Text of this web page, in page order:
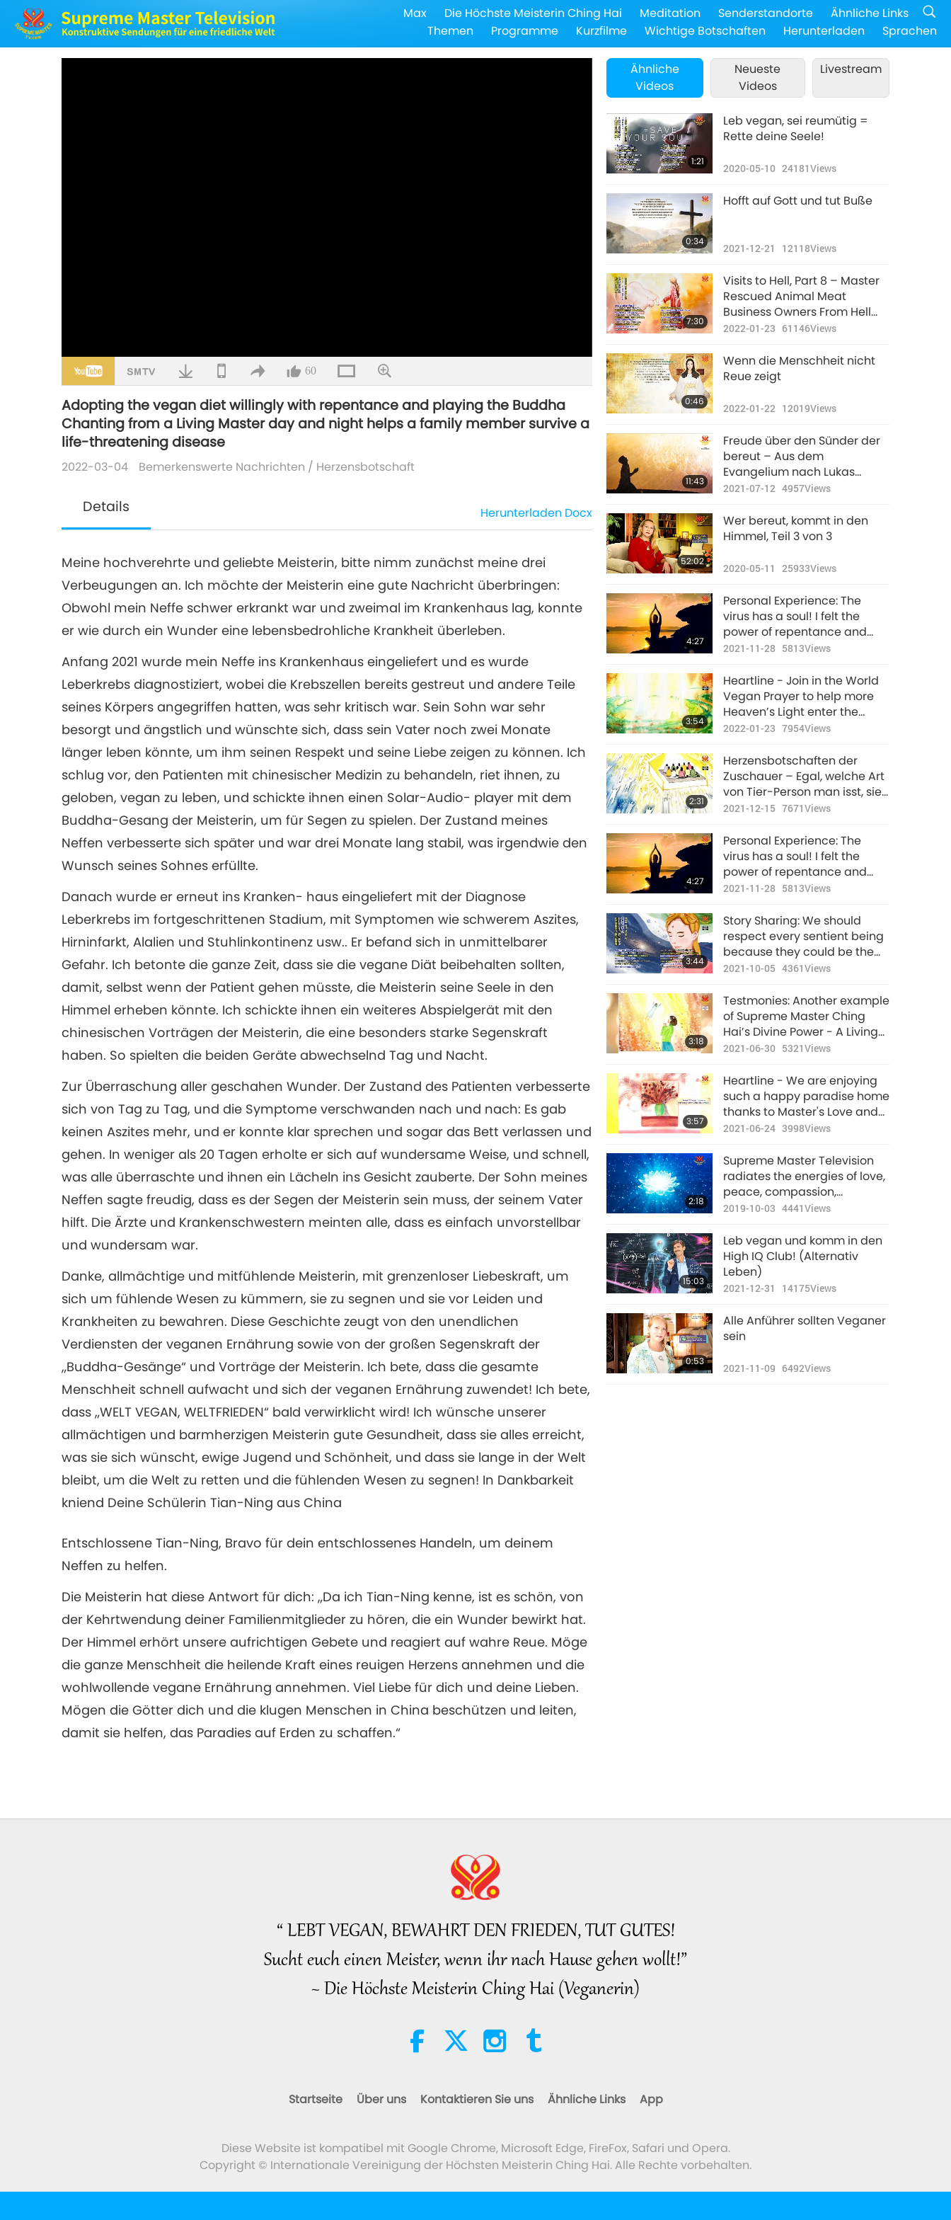
Max Die Höchste Meisterin Ching Hai Meditation Senderstandorte
Ähnliche Links
Themen
Programme Kurzfilme Wichtige Botschaften Herunterladen Sprachen
60
Adopting the vegan diet willingly with repentance and playing the Buddha
Chanting from a Living Master day and night helps a family member survive a
life-threatening disease
2022-03-04 Bemerkenswerte Nachrichten / Herzensbotschaft
Details Herunterladen Docx
Meine hochverehrte und geliebte Meisterin, bitte nimm zunächst meine drei
Verbeugungen an. Ich möchte der Meisterin eine gute Nachricht überbringen:
Obwohl mein Neffe schwer erkrankt war und zweimal im Krankenhaus lag, konnte
er wie durch ein Wunder eine lebensbedrohliche Krankheit überleben.
Anfang 2021 wurde mein Neffe ins Krankenhaus eingeliefert und es wurde
Leberkrebs diagnostiziert, wobei die Krebszellen bereits gestreut und andere Teile
seines Körpers angegriffen hatten, was sehr kritisch war. Sein Sohn war sehr
besorgt und ängstlich und wünschte sich, dass sein Vater noch zwei Monate
länger leben könnte, um ihm seinen Respekt und seine Liebe zeigen zu können. Ich
schlug vor, den Patienten mit chinesischer Medizin zu behandeln, riet ihnen, zu
geloben, vegan zu leben, und schickte ihnen einen Solar-Audio- player mit dem
Buddha-Gesang der Meisterin, um für Segen zu spielen. Der Zustand meines
Neffen verbesserte sich später und war drei Monate lang stabil, was irgendwie den
Wunsch seines Sohnes erfüllte.
Danach wurde er erneut ins Kranken- haus eingeliefert mit der Diagnose
Leberkrebs im fortgeschrittenen Stadium, mit Symptomen wie schwerem Aszites,
Hirninfarkt, Alalien und Stuhlinkontinenz usw.. Er befand sich in unmittelbarer
Gefahr. Ich betonte die ganze Zeit, dass sie die vegane Diät beibehalten sollten,
damit, selbst wenn der Patient gehen müsste, die Meisterin seine Seele in den
Himmel erheben könnte. Ich schickte ihnen ein weiteres Abspielgerät mit den
chinesischen Vorträgen der Meisterin, die eine besonders starke Segenskraft
haben. So spielten die beiden Geräte abwechselnd Tag und Nacht.
Zur Überraschung aller geschahen Wunder. Der Zustand des Patienten verbesserte
sich von Tag zu Tag, und die Symptome verschwanden nach und nach: Es gab
keinen Aszites mehr, und er konnte klar sprechen und sogar das Bett verlassen und
gehen. In weniger als 20 Tagen erholte er sich auf wundersame Weise, und schnell,
was alle überraschte und ihnen ein Lächeln ins Gesicht zauberte. Der Sohn meines
Neffen sagte freudig, dass es der Segen der Meisterin sein muss, der seinem Vater
hilft. Die Ärzte und Krankenschwestern meinten alle, dass es einfach unvorstellbar
und wundersam war.
Danke, allmächtige und mitfühlende Meisterin, mit grenzenloser Liebeskraft, um
sich um fühlende Wesen zu kümmern, sie zu segnen und sie vor Leiden und
Krankheiten zu bewahren. Diese Geschichte zeugt von den unendlichen
Verdiensten der veganen Ernährung sowie von der großen Segenskraft der
„Buddha-Gesänge“ und Vorträge der Meisterin. Ich bete, dass die gesamte
Menschheit schnell aufwacht und sich der veganen Ernährung zuwendet! Ich bete,
dass „WELT VEGAN, WELTFRIEDEN“ bald verwirklicht wird! Ich wünsche unserer
allmächtigen und barmherzigen Meisterin gute Gesundheit, dass sie alles erreicht,
was sie sich wünscht, ewige Jugend und Schönheit, und dass sie lange in der Welt
bleibt, um die Welt zu retten und die fühlenden Wesen zu segnen! In Dankbarkeit
kniend Deine Schülerin Tian-Ning aus China
Entschlossene Tian-Ning, Bravo für dein entschlossenes Handeln, um deinem
Neffen zu helfen.
Die Meisterin hat diese Antwort für dich: „Da ich Tian-Ning kenne, ist es schön, von
der Kehrtwendung deiner Familienmitglieder zu hören, die ein Wunder bewirkt hat.
Der Himmel erhört unsere aufrichtigen Gebete und reagiert auf wahre Reue. Möge
die ganze Menschheit die heilende Kraft eines reuigen Herzens annehmen und die
wohlwollende vegane Ernährung annehmen. Viel Liebe für dich und deine Lieben.
Mögen die Götter dich und die klugen Menschen in China beschützen und leiten,
damit sie helfen, das Paradies auf Erden zu schaffen.“
Ähnliche
Videos
Neueste
Videos
Livestream
1:21
Leb vegan, sei reumütig =
Rette deine Seele!
2020-05-10 24181Views
0:34
Hofft auf Gott und tut Buße
2021-12-21 12118Views
7:30
Visits to Hell, Part 8 – Master
Rescued Animal Meat
Business Owners From Hell
Who Had a Bit of Repentance
Supreme Master Television
When Alive
2022-01-23 61146Views
0:46
Wenn die Menschheit nicht
Reue zeigt
2022-01-22 12019Views
11:43
Freude über den Sünder der
bereut – Aus dem
Evangelium nach Lukas
(Vegetarier), Teil 1 von 2
2021-07-12 4957Views
52:02
Wer bereut, kommt in den
Himmel, Teil 3 von 3
2020-05-11 25933Views
4:27
Personal Experience: The
virus has a soul! I felt the
power of repentance and
forgiveness
2021-11-28 5813Views
3:54
Heartline - Join in the World
Vegan Prayer to help more
Heaven’s Light enter the
Earth
2022-01-23 7954Views
2:31
Herzensbotschaften der
Zuschauer – Egal, welche Art
von Tier-Person man isst, sie
kommt nachts und rächt sich
Einweihung wurden alle
Seelen der Gläubiger und
Feinde der Eingeweihten
befreit
2021-12-15 7671Views
4:27
Personal Experience: The
virus has a soul! I felt the
power of repentance and
forgiveness
2021-11-28 5813Views
3:44
Story Sharing: We should
respect every sentient being
because they could be the
transformation of
2021-10-05 4361Views
3:18
Testmonies: Another example
of Supreme Master Ching
Hai’s Divine Power - A Living
Master can save all
2021-06-30 5321Views
3:57
Heartline - We are enjoying
such a happy paradise home
thanks to Master's Love and
Blessing
2021-06-24 3998Views
2:18
Supreme Master Television
radiates the energies of love,
peace, compassion,
understanding, and respect
2019-10-03 4441Views
15:03
Leb vegan und komm in den
High IQ Club! (Alternativ
Leben)
2021-12-31 14175Views
0:53
Alle Anführer sollten Veganer
sein
2021-11-09 6492Views
“ LEBT VEGAN, BEWAHRT DEN FRIEDEN, TUT GUTES!
Sucht euch einen Meister, wenn ihr nach Hause gehen wollt!”
~ Die Höchste Meisterin Ching Hai (Veganerin)
Startseite Über uns Kontaktieren Sie uns Ähnliche Links App
Diese Website ist kompatibel mit Google Chrome, Microsoft Edge, FireFox, Safari und Opera.
Copyright © Internationale Vereinigung der Höchsten Meisterin Ching Hai. Alle Rechte vorbehalten.